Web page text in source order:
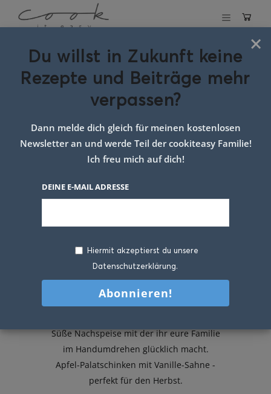
Schlagwort:süße
palatschinken
Apfel-Palatschinken mit Vanille-
Sahne
Süße Nachspeise mit der ihr eure Familie
im Handumdrehen glücklich macht.
Apfel-Palatschinken mit Vanille-Sahne -
perfekt für den Herbst.
×
Du willst in Zukunft keine
Rezepte und Beiträge mehr
verpassen?
Dann melde dich gleich für meinen kostenlosen
Newsletter an und werde Teil der cookiteasy Familie!
Ich freu mich auf dich!
DEINE E-MAIL ADRESSE
Hiermit akzeptierst du unsere
Datenschutzerklärung.